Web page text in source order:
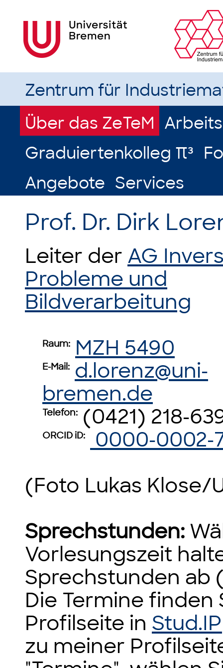
Zentrum für
Über das ZeTeM
Graduiertenkolleg π³
Angebote Services
Prof. Dr. Dirk
Leiter der AG
Probleme und
Bildverarbeitung
Raum: MZH 5490
E-Mail: d.lorenz@uni-
bremen.de
Telefon: (0421) 218-
ORCID iD:
0000-0002-
(Foto Lukas
Sprechstunden:
Vorlesungszeit
Sprechstunden ab
Die Termine finden
Profilseite in Stud.IP
zu meiner